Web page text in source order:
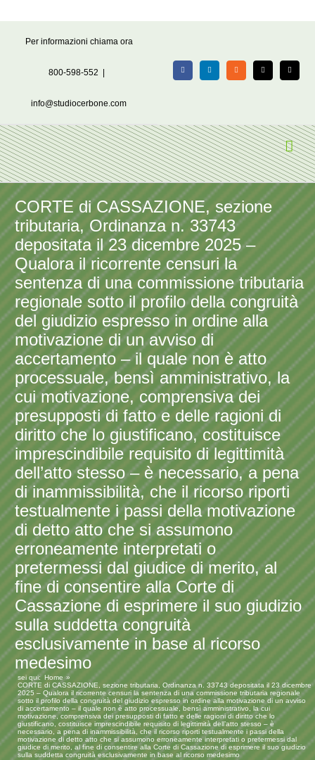
Per informazioni chiama ora
800-598-552
info@studiocerbone.com
FacebookLinkedIn Rss X Email
CORTE di CASSAZIONE, sezione
tributaria, Ordinanza n. 33743
depositata il 23 dicembre 2025 –
Qualora il ricorrente censuri la
sentenza di una commissione tributaria
regionale sotto il profilo della congruità
del giudizio espresso in ordine alla
motivazione di un avviso di
accertamento – il quale non è atto
processuale, bensì amministrativo, la
cui motivazione, comprensiva dei
presupposti di fatto e delle ragioni di
diritto che lo giustificano, costituisce
imprescindibile requisito di legittimità
dell’atto stesso – è necessario, a pena
di inammissibilità, che il ricorso riporti
testualmente i passi della motivazione
di detto atto che si assumono
erroneamente interpretati o
pretermessi dal giudice di merito, al
fine di consentire alla Corte di
Cassazione di esprimere il suo giudizio
sulla suddetta congruità
esclusivamente in base al ricorso
medesimo
sei qui: Home
CORTE di CASSAZIONE, sezione tributaria, Ordinanza n. 33743 depositata il 23 dicembre
2025 – Qualora il ricorrente censuri la sentenza di una commissione tributaria regionale
sotto il profilo della congruità del giudizio espresso in ordine alla motivazione di un avviso
di accertamento – il quale non è atto processuale, bensì amministrativo, la cui
motivazione, comprensiva dei presupposti di fatto e delle ragioni di diritto che lo
giustificano, costituisce imprescindibile requisito di legittimità dell’atto stesso – è
necessario, a pena di inammissibilità, che il ricorso riporti testualmente i passi della
motivazione di detto atto che si assumono erroneamente interpretati o pretermessi dal
giudice di merito, al fine di consentire alla Corte di Cassazione di esprimere il suo giudizio
sulla suddetta congruità esclusivamente in base al ricorso medesimo